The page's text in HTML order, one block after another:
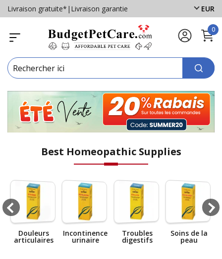
Livraison gratuite* | Livraison garantie EUR
0
Best Homeopathic Supplies
Douleurs
articulaires
Incontinence
urinaire
Troubles
digestifs
Soins de la
peau